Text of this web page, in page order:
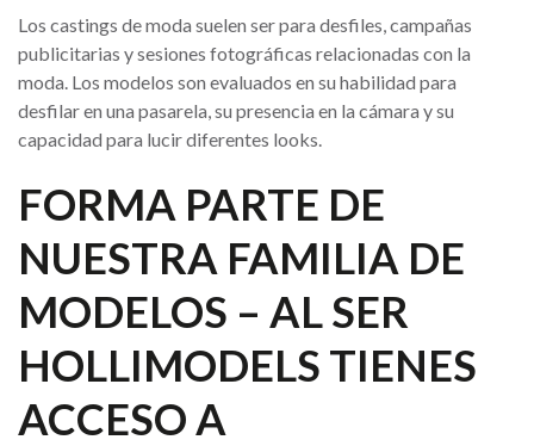
Los castings de moda suelen ser para desfiles, campañas
publicitarias y sesiones fotográficas relacionadas con la
moda. Los modelos son evaluados en su habilidad para
desfilar en una pasarela, su presencia en la cámara y su
capacidad para lucir diferentes looks.
FORMA PARTE DE
NUESTRA FAMILIA DE
MODELOS – AL SER
HOLLIMODELS TIENES
ACCESO A